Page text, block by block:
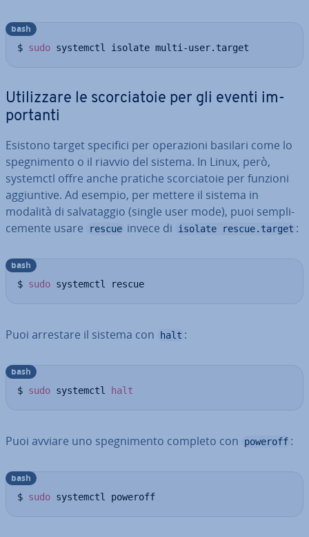
$ sudo systemctl isolate multi-user.target
bash
Uti­liz­za­re le scor­cia­to­ie per gli eventi im­
por­tan­ti
Esistono target specifici per ope­ra­zio­ni basilari come lo
spe­gni­men­to o il riavvio del sistema. In Linux, però,
systemctl offre anche pratiche scor­cia­to­ie per funzioni
ag­giun­ti­ve. Ad esempio, per mettere il sistema in
modalità di sal­va­tag­gio (single user mode), puoi sem­pli­
ce­men­te usare
rescue invece di isolate rescue.target :
$ sudo systemctl rescue
bash
Puoi arrestare il sistema con halt :
$ sudo systemctl halt
bash
Puoi avviare uno spe­gni­men­to completo con poweroff :
$ sudo systemctl poweroff
bash